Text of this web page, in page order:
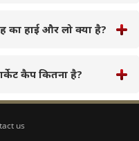
का हाई और लो क्या है?
कैप कितना है?
us